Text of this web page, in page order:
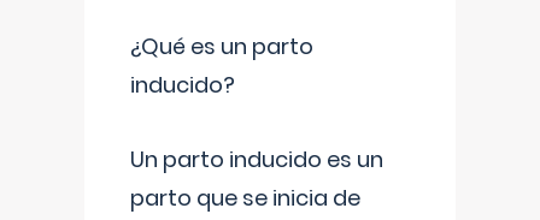
¿Qué es un parto
inducido?
Un parto inducido es un
parto que se inicia de